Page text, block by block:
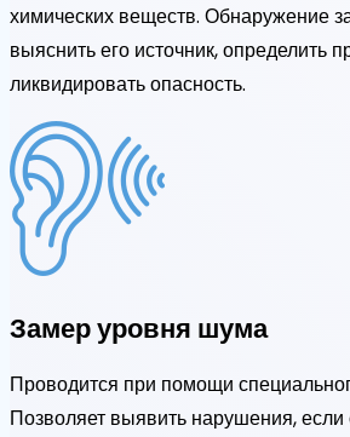
химических веществ. Обнаружение
выяснить его источник, определить
ликвидировать опасность.
Замер уровня шума
Проводится при помощи
Позволяет выявить нарушения,